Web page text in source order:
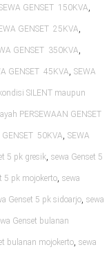
GENSET 150KVA,
GENSET 25KVA,
GENSET 350KVA,
GENSET 45KVA, SEWA
SILENT maupun
PERSEWAAN GENSET
GENSET 50KVA, SEWA
5 pk gresik, sewa Genset 5
5 pk mojokerto, sewa
Genset 5 pk sidoarjo, sewa
Genset bulanan
bulanan mojokerto, sewa